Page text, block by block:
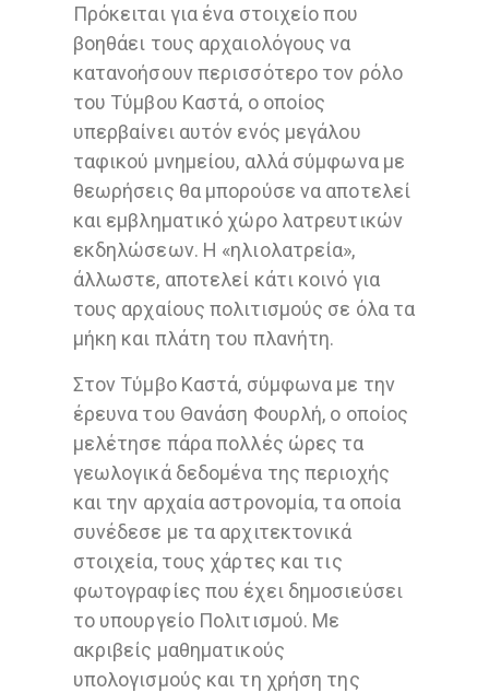
Πρόκειται για ένα στοιχείο που
βοηθάει τους αρχαιολόγους να
κατανοήσουν περισσότερο τον ρόλο
του Τύμβου Καστά, ο οποίος
υπερβαίνει αυτόν ενός μεγάλου
ταφικού μνημείου, αλλά σύμφωνα με
θεωρήσεις θα μπορούσε να αποτελεί
και εμβληματικό χώρο λατρευτικών
εκδηλώσεων. Η «ηλιολατρεία»,
άλλωστε, αποτελεί κάτι κοινό για
τους αρχαίους πολιτισμούς σε όλα τα
μήκη και πλάτη του πλανήτη.
Στον Τύμβο Καστά, σύμφωνα με την
έρευνα του Θανάση Φουρλή, ο οποίος
μελέτησε πάρα πολλές ώρες τα
γεωλογικά δεδομένα της περιοχής
και την αρχαία αστρονομία, τα οποία
συνέδεσε με τα αρχιτεκτονικά
στοιχεία, τους χάρτες και τις
φωτογραφίες που έχει δημοσιεύσει
το υπουργείο Πολιτισμού. Με
ακριβείς μαθηματικούς
υπολογισμούς και τη χρήση της